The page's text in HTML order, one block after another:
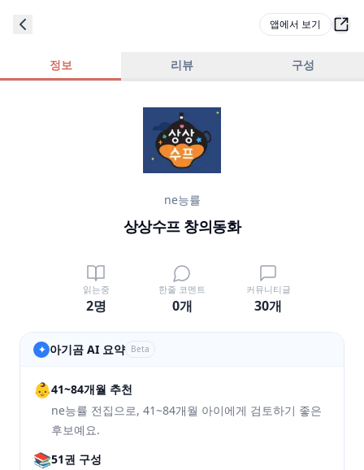
앱에서 보기
정보 리뷰 구성
ne능률
상상수프 창의동화
읽는중
2명
한줄 코멘트
0개
커뮤니티글
30개
✦ 아기곰 AI 요약 Beta
👶41~84개월 추천
ne능률 전집으로, 41~84개월 아이에게 검토하기 좋은
후보예요.
📚51권 구성